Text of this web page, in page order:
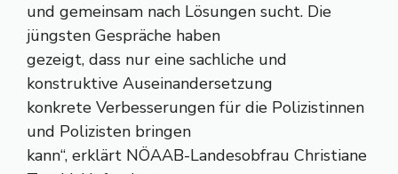
und gemeinsam nach Lösungen sucht. Die
jüngsten Gespräche haben
gezeigt, dass nur eine sachliche und
konstruktive Auseinandersetzung
konkrete Verbesserungen für die Polizistinnen
und Polizisten bringen
kann“, erklärt NÖAAB-Landesobfrau Christiane